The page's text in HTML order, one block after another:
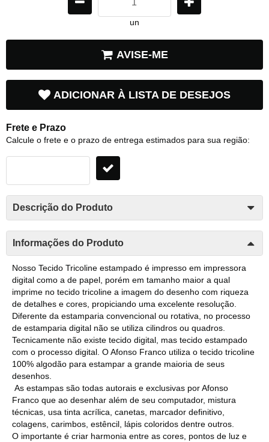
un
AVISE-ME
ADICIONAR À LISTA DE DESEJOS
Frete e Prazo
Calcule o frete e o prazo de entrega estimados para sua região:
Descrição do Produto
Informações do Produto
Nosso Tecido Tricoline estampado é impresso em impressora
digital como a de papel, porém em tamanho maior a qual
imprime no tecido tricoline a imagem do desenho com riqueza
de detalhes e cores, propiciando uma excelente resolução.
Diferente da estamparia convencional ou rotativa, no processo
de estamparia digital não se utiliza cilindros ou quadros.
Tecnicamente não existe tecido digital, mas tecido estampado
com o processo digital. O Afonso Franco utiliza o tecido tricoline
100% algodão para estampar a grande maioria de seus
desenhos.
As estampas são todas autorais e exclusivas por Afonso
Franco que ao desenhar além de seu computador, mistura
técnicas, usa tinta acrílica, canetas, marcador definitivo,
colagens, carimbos, estêncil, lápis coloridos dentre outros.
O importante é criar harmonia entre as cores, pontos de luz e